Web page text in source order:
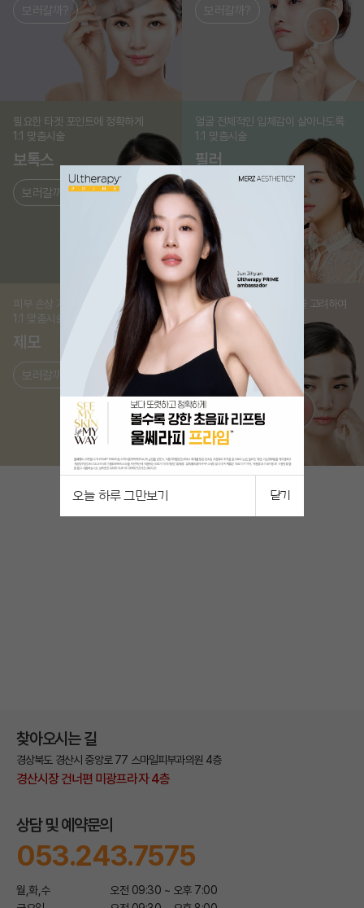
보러갈까?
필요한 타겟 포인트에 정확하게
1:1 맞춤시술
보톡스
보러갈까?
얼굴 전체적인 입체감이 살아나도록
1:1 맞춤시술
필러
보러갈까?
피부 손상 거의 없이 깔끔하게
1:1 맞춤시술
제모
보러갈까?
피부상태와 혈관 두께 등을 고려하여
1:1 맞춤치료
홍조
보러갈까?
찾아오시는 길
경상북도 경산시 중앙로 77 스마일피부과의원 4층
경산시장 건너편 미광프라자 4층
상담 및 예약문의
053.243.7575
월,화,수
오전 09:30 ~ 오후 7:00
오늘 하루 그만보기 닫기